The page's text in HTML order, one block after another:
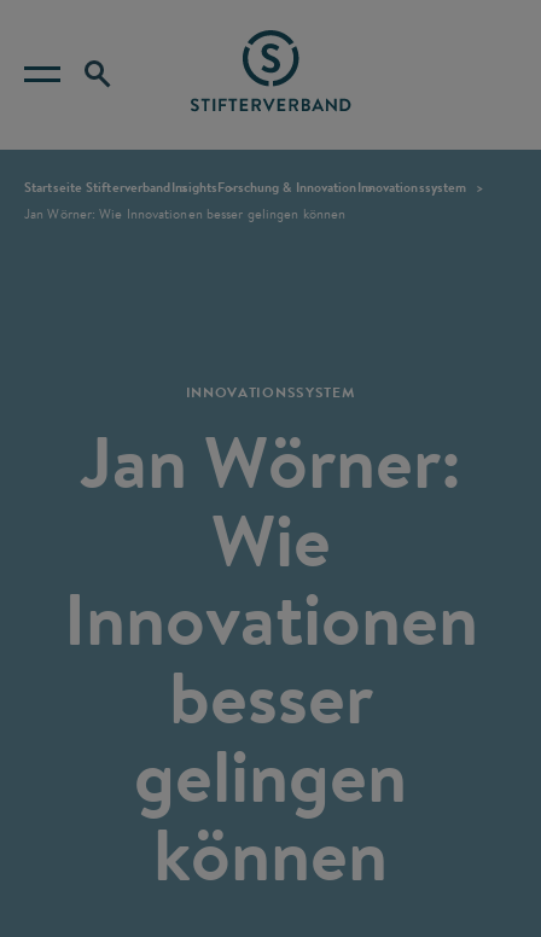
Startseite StifterverbandInsightsForschung & InnovationInnovationssystem
Jan Wörner: Wie Innovationen besser gelingen können
INNOVATIONSSYSTEM
Jan Wörner:
Wie
Innovationen
besser
gelingen
können